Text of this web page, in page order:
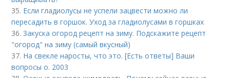
35. Если гладиолусы не успели зацвести можно ли
пересадить в горшок. Уход за гладиолусами в горшках
36.Закуска огород рецепт на зиму. Подскажите рецепт
"огород" на зиму (самый вкусный)
37. На свекле наросты, что это. [Есть ответы] Ваши
вопросы о. 2003